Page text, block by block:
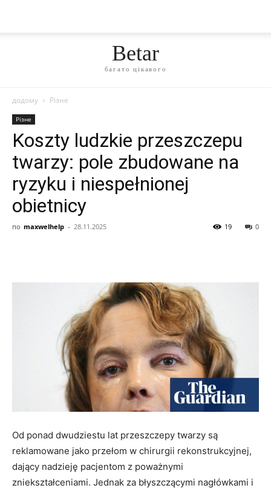
Betar
багато цікавого
додому Різне
Різне
Koszty ludzkie przeszczepu
twarzy: pole zbudowane na
ryzyku i niespełnionej
obietnicy
по maxwelhelp - 28.11.2025 0
19
Od ponad dwudziestu lat przeszczepy twarzy są
reklamowane jako przełom w chirurgii rekonstrukcyjnej,
dający nadzieję pacjentom z poważnymi
zniekształceniami. Jednak za błyszczącymi nagłówkami i